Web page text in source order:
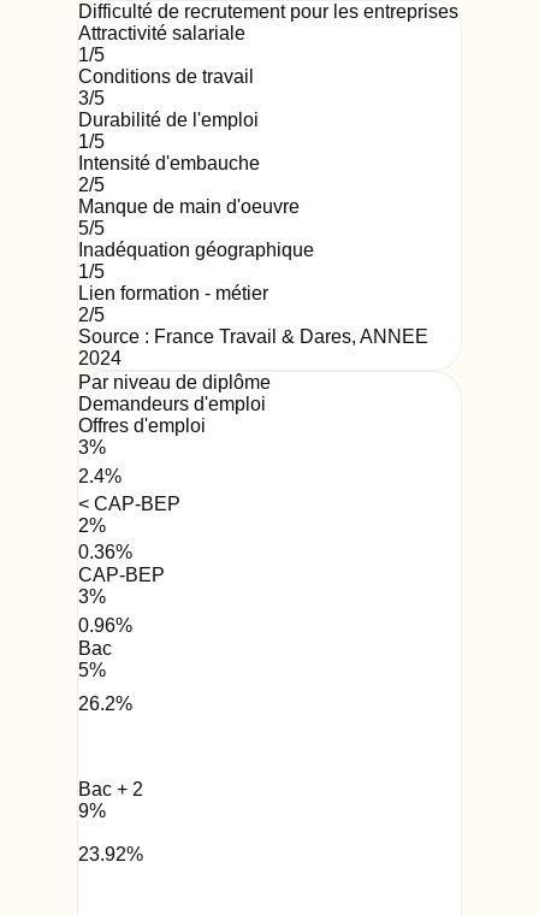
Difficulté de recrutement pour les entreprises
Attractivité salariale
1/5
Conditions de travail
3/5
Durabilité de l'emploi
1/5
Intensité d'embauche
2/5
Manque de main d'oeuvre
5/5
Inadéquation géographique
1/5
Lien formation - métier
2/5
Source : France Travail & Dares, ANNEE
2024
Par niveau de diplôme
Demandeurs d'emploi
Offres d'emploi
3%
2.4%
< CAP-BEP
2%
0.36%
CAP-BEP
3%
0.96%
Bac
5%
26.2%
Bac + 2
9%
23.92%